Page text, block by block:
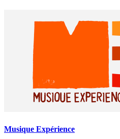
Musique Expérience